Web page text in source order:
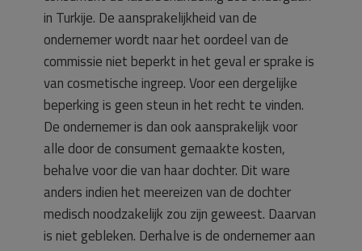
in Turkije. De aansprakelijkheid van de
ondernemer wordt naar het oordeel van de
commissie niet beperkt in het geval er sprake is
van cosmetische ingreep. Voor een dergelijke
beperking is geen steun in het recht te vinden.
De ondernemer is dan ook aansprakelijk voor
alle door de consument gemaakte kosten,
behalve voor die van haar dochter. Dit ware
anders indien het meereizen van de dochter
medisch noodzakelijk zou zijn geweest. Daarvan
is niet gebleken. Derhalve is de ondernemer aan